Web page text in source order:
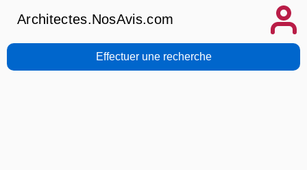
Architectes.NosAvis.com
Effectuer une recherche